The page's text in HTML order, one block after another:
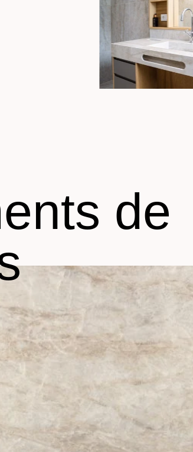
de